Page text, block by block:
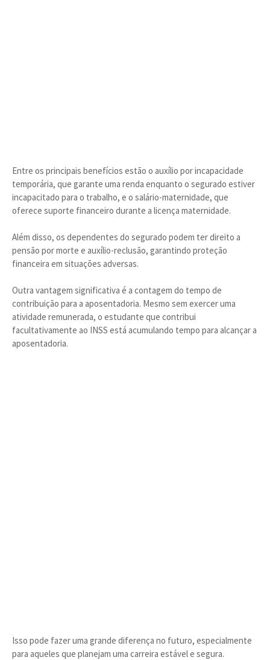
Entre os principais benefícios estão o auxílio por incapacidade
temporária, que garante uma renda enquanto o segurado estiver
incapacitado para o trabalho, e o salário-maternidade, que
oferece suporte financeiro durante a licença maternidade.
Além disso, os dependentes do segurado podem ter direito a
pensão por morte e auxílio-reclusão, garantindo proteção
financeira em situações adversas.
Outra vantagem significativa é a contagem do tempo de
contribuição para a aposentadoria. Mesmo sem exercer uma
atividade remunerada, o estudante que contribui
facultativamente ao INSS está acumulando tempo para alcançar a
aposentadoria.
Isso pode fazer uma grande diferença no futuro, especialmente
para aqueles que planejam uma carreira estável e segura.